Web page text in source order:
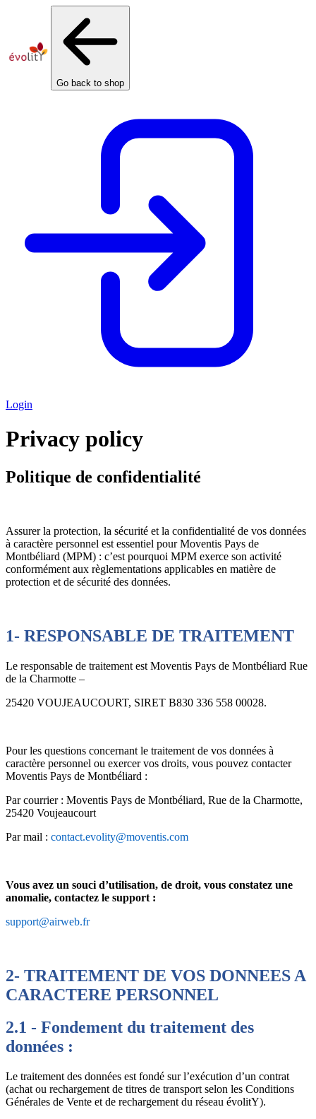
Cookies management panel
Go back to shop
Login
Privacy policy
Politique de confidentialité
Assurer la protection, la sécurité et la confidentialité de vos données
à caractère personnel est essentiel pour Moventis Pays de
Montbéliard (MPM) : c’est pourquoi MPM exerce son activité
conformément aux règlementations applicables en matière de
protection et de sécurité des données.
1- RESPONSABLE DE TRAITEMENT
Le responsable de traitement est Moventis Pays de Montbéliard Rue
de la Charmotte –
25420 VOUJEAUCOURT, SIRET B830 336 558 00028.
Pour les questions concernant le traitement de vos données à
caractère personnel ou exercer vos droits, vous pouvez contacter
Moventis Pays de Montbéliard :
Par courrier : Moventis Pays de Montbéliard, Rue de la Charmotte,
25420 Voujeaucourt
Par mail : contact.evolity@moventis.com
Vous avez un souci d’utilisation, de droit, vous constatez une
anomalie, contactez le support :
support@airweb.fr
2- TRAITEMENT DE VOS DONNEES A
CARACTERE PERSONNEL
2.1 - Fondement du traitement des
données :
Le traitement des données est fondé sur l’exécution d’un contrat
(achat ou rechargement de titres de transport selon les Conditions
Générales de Vente et de rechargement du réseau évolitY).